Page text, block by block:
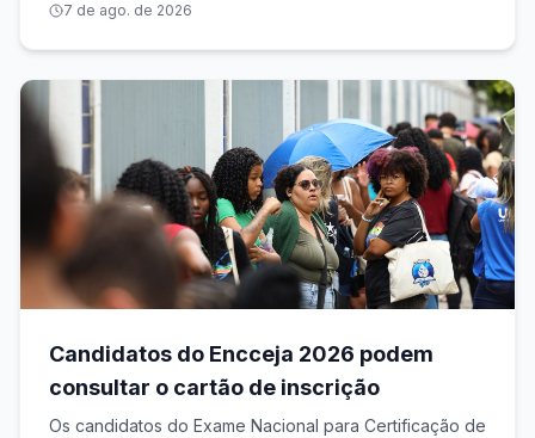
próximo dia 23, no Sistema Encceja Na Página do
Participante, os inscritos também podem
7 de ago. de 2026
Candidatos do Encceja 2026 podem
consultar o cartão de inscrição
Os candidatos do Exame Nacional para Certificação de